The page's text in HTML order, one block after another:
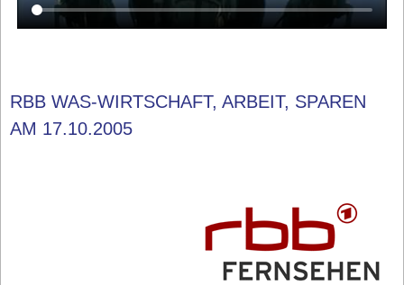
RBB WAS-WIRTSCHAFT, ARBEIT, SPAREN
AM 17.10.2005